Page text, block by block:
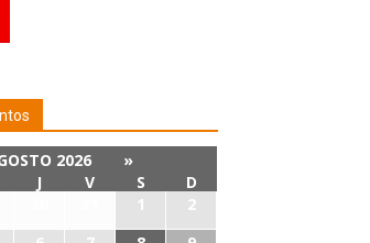
2026
»
J V S
D
1
2